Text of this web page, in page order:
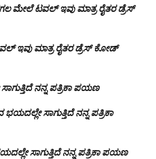
ಮೇಲೆ ಟವಲ್‌ ಇವು ಮಾತ್ರ ರೈತರ ಡ್ರೆಸ್‌
ಇವು ಮಾತ್ರ ರೈತರ ಡ್ರೆಸ್‌ ಕೋಡ್
ನನ್ನ ಪತ್ರಿಕಾ ಪಯಣ
ಸಾಗುತ್ತಿದೆ ನನ್ನ ಪತ್ರಿಕಾ
ಸಾಗುತ್ತಿದೆ ನನ್ನ ಪತ್ರಿಕಾ ಪಯಣ